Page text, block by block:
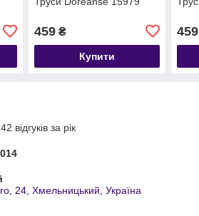
459₴
Купити
459
відгуків за рік
24, Хмельницький, Україна